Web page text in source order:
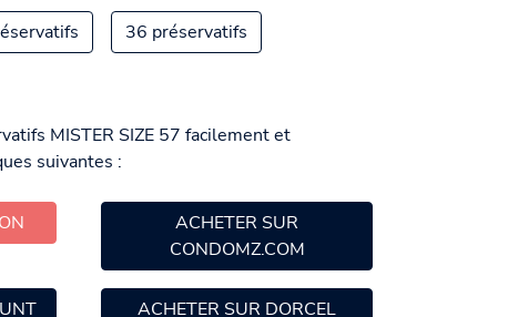
36 préservatifs
MISTER SIZE 57 facilement et
suivantes :
ACHETER SUR
CONDOMZ.COM
ACHETER SUR DORCEL